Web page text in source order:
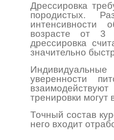
Дрессировка
породистых.
интенсивности
возрасте от 3
дрессировка
значительно
уверенности
тренировки могут
Точный состав
него входит